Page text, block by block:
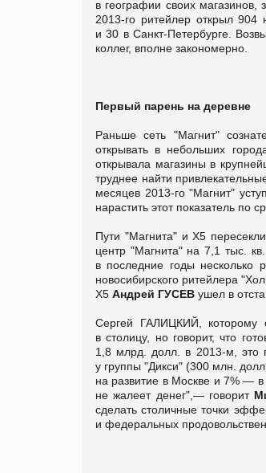
в географии своих магазинов,
2013-го ритейлер открыл
и 30 в Санкт-Петербурге.
коллег, вполне закономерно.
Первый парень на деревне
Раньше сеть "Магнит"
открывать в небольших
открывала магазины в
труднее найти
месяцев 2013-го "Магнит"
нарастить этот показатель по
Пути "Магнита" и X5
центр "Магнита" на 7,1 тыс.
в последние годы несколько
новосибирского ритейлера
X5 Андрей ГУСЕВ ушел в
Сергей ГАЛИЦКИЙ, которому
в столицу, но говорит, что
1,8 млрд. долл. в 2013-м, это
у группы "Дикси" (300 млн.
на развитие в Москве и 7% — в
не жалеет денег",— говорит
сделать столичные точки
и федеральных